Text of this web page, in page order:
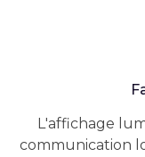
L'affichage
communication